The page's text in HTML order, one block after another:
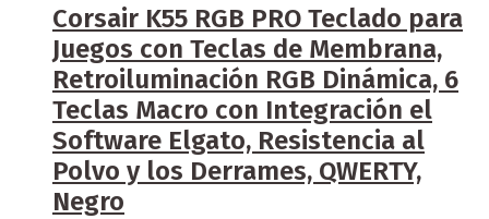
Corsair K55 RGB PRO Teclado para
Juegos con Teclas de Membrana,
Retroiluminación RGB Dinámica, 6
Teclas Macro con Integración el
Software Elgato, Resistencia al
Polvo y los Derrames, QWERTY,
Negro